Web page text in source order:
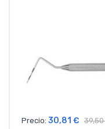
Precio: 30,81 €